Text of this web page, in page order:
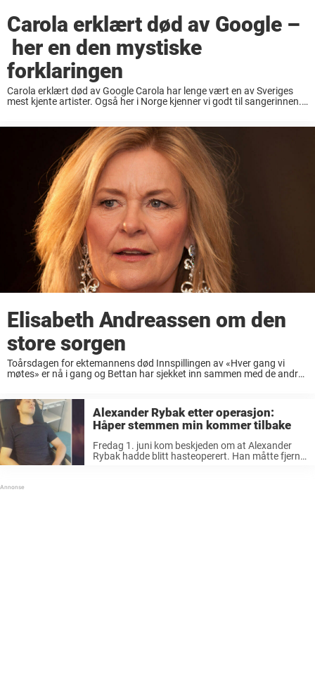
Carola erklært død av Google –
her en den mystiske
forklaringen
Carola erklært død av Google Carola har lenge vært en av Sveriges
mest kjente artister. Også her i Norge kjenner vi godt til sangerinnen.
Elisabeth Andreassen om den
store sorgen
Toårsdagen for ektemannens død Innspillingen av «Hver gang vi
møtes» er nå i gang og Bettan har sjekket inn sammen med de andre
Alexander Rybak etter operasjon:
Håper stemmen min kommer tilbake
Fredag 1. juni kom beskjeden om at Alexander
Rybak hadde blitt hasteoperert. Han måtte fjerne